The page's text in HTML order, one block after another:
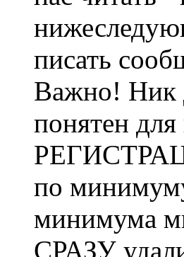
писать
Важно! Ник
понятен
по
минимума
СРАЗУ